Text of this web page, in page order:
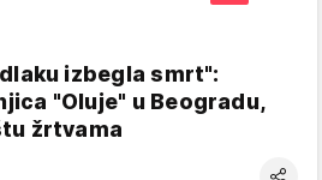
izbegla smrt":
"Oluje" u Beogradu,
žrtvama